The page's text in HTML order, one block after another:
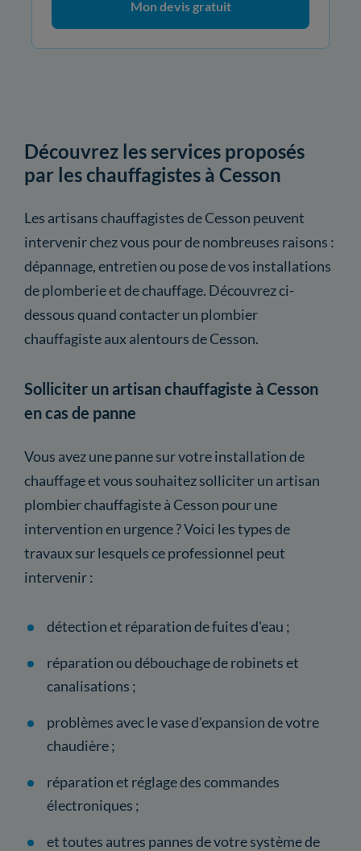
Mon devis gratuit
Découvrez les services proposés
par les chauffagistes à Cesson
Les artisans chauffagistes de Cesson peuvent
intervenir chez vous pour de nombreuses raisons :
dépannage, entretien ou pose de vos installations
de plomberie et de chauffage. Découvrez ci-
dessous quand contacter un plombier
chauffagiste aux alentours de Cesson.
Solliciter un artisan chauffagiste à Cesson
en cas de panne
Vous avez une panne sur votre installation de
chauffage et vous souhaitez solliciter un artisan
plombier chauffagiste à Cesson pour une
intervention en urgence ? Voici les types de
travaux sur lesquels ce professionnel peut
intervenir :
détection et réparation de fuites d'eau ;
réparation ou débouchage de robinets et
canalisations ;
problèmes avec le vase d'expansion de votre
chaudière ;
réparation et réglage des commandes
électroniques ;
et toutes autres pannes de votre système de